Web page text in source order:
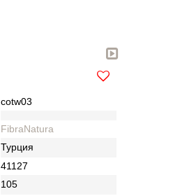
cotw03
FibraNatura
Турция
41127
105